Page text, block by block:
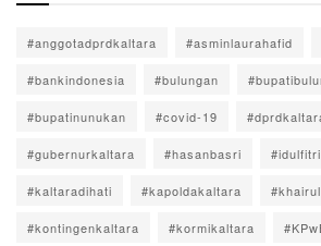
#anggotadprdkaltara #asminlaurahafid
#bankindonesia #bulungan
#bupatinunukan #covid-19
#gubernurkaltara #hasanbasri #idulfitri
#kaltaradihati #kapoldakaltara #khairul
#kontingenkaltara #kormikaltara